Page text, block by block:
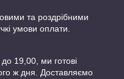
та роздрібними
умови оплати.
19,00, ми готові
ж дня. Доставляємо